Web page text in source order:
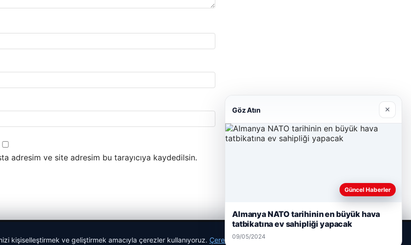
adresim ve site adresim bu tarayıcıya kaydedilsin.
kişiselleştirmek ve geliştirmek amacıyla çerezler kullanıyoruz. Çerez Politikamız
Göz Atın ×
Güncel Haberler
Almanya NATO tarihinin en büyük hava
tatbikatına ev sahipliği yapacak
09/05/2024